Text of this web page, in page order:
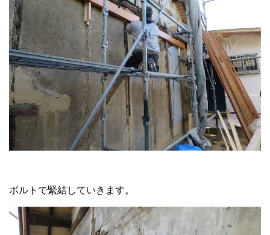
ボルトで緊結していきます。